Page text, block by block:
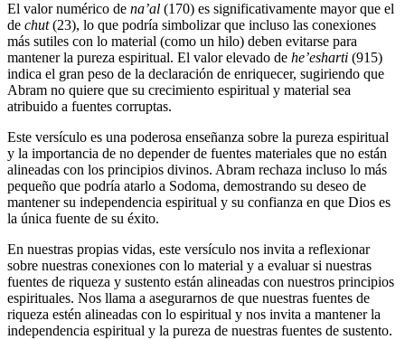
El valor numérico de na’al (170) es significativamente mayor que el
de chut(23), lo que podría simbolizar que incluso las conexiones
más sutiles con lo material (como un hilo) deben evitarse para
mantener la pureza espiritual. El valor elevado de he’esharti (915)
indica el gran peso de la declaración de enriquecer, sugiriendo que
Abram no quiere que su crecimiento espiritual y material sea
atribuido a fuentes corruptas.
Este versículo es una poderosa enseñanza sobre la pureza espiritual
y la importancia de no depender de fuentes materiales que no están
alineadas con los principios divinos. Abram rechaza incluso lo más
pequeño que podría atarlo a Sodoma, demostrando su deseo de
mantener su independencia espiritual y su confianza en que Dios es
la única fuente de su éxito.
En nuestras propias vidas, este versículo nos invita a reflexionar
sobre nuestras conexiones con lo material y a evaluar si nuestras
fuentes de riqueza y sustento están alineadas con nuestros principios
espirituales. Nos llama a asegurarnos de que nuestras fuentes de
riqueza estén alineadas con lo espiritual y nos invita a mantener la
independencia espiritual y la pureza de nuestras fuentes de sustento.